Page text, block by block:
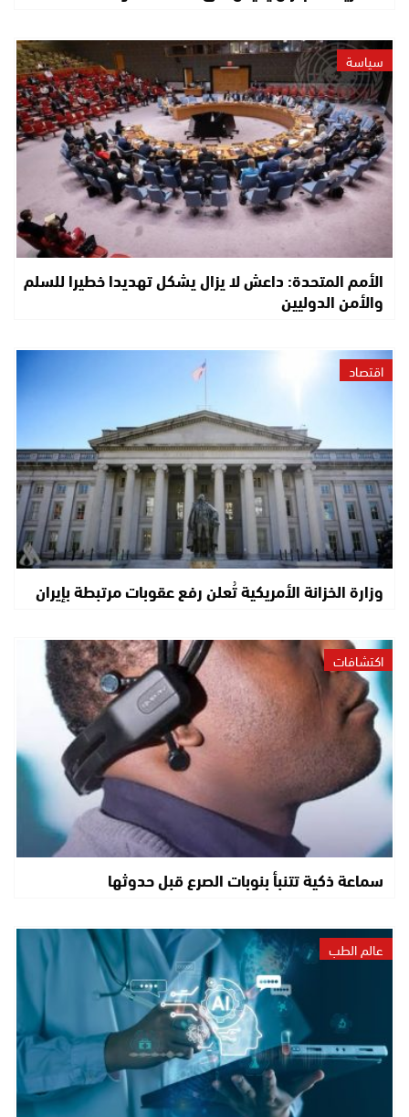
سياسة
الأمم المتحدة: داعش لا يزال يشكل تهديدا خطيرا للسلم
والأمن الدوليين
اقتصاد
وزارة الخزانة الأمريكية تُعلن رفع عقوبات مرتبطة بإيران
اكتشافات
سماعة ذكية تتنبأ بنوبات الصرع قبل حدوثها
عالم الطب